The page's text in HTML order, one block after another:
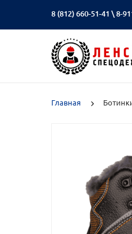
8 (812) 660-51-41 \ 8-
Главная